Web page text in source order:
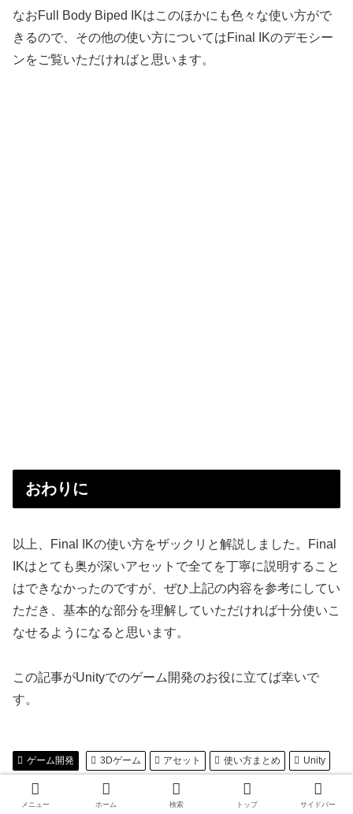
なおFull Body Biped IKはこのほかにも色々な使い方がで
きるので、その他の使い方についてはFinal IKのデモシー
ンをご覧いただければと思います。
おわりに
以上、Final IKの使い方をザックリと解説しました。Final
IKはとても奥が深いアセットで全てを丁寧に説明すること
はできなかったのですが、ぜひ上記の内容を参考にしてい
ただき、基本的な部分を理解していただければ十分使いこ
なせるようになると思います。
この記事がUnityでのゲーム開発のお役に立てば幸いで
す。
ゲーム開発 3Dゲーム アセット 使い方まとめ Unity
この記事をシェアする
メニュー ホーム 検索 トップ サイドバー